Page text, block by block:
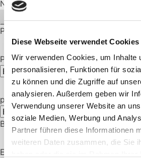
Diese Webseite verwendet Cookies
Wir verwenden Cookies, um Inhalte
personalisieren, Funktionen für
zu können und die Zugriffe auf
analysieren. Außerdem geben wir
Verwendung unserer Website an
soziale Medien, Werbung und
Partner führen diese Informationen
weiteren Daten zusammen, die Sie
Nach Preis filtern
Preis
Max.
Preis
Preis:
Produkte nach Hersteller
Beliebige Marke
passend zu:
Beliebige Passend zu
Einsatzbereich